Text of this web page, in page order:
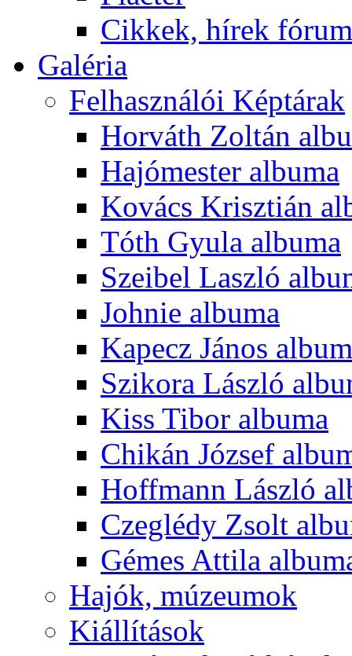
Cikkek, hírek
Galéria
Felhasználói Képtárak
Horváth Zoltán
Hajómester albuma
Kovács Krisztián
Tóth Gyula albuma
Szeibel Laszló
Johnie albuma
Kapecz János
Szikora László
Kiss Tibor albuma
Chikán József
Hoffmann László
Czeglédy Zsolt
Gémes Attila
Hajók, múzeumok
Kiállítások